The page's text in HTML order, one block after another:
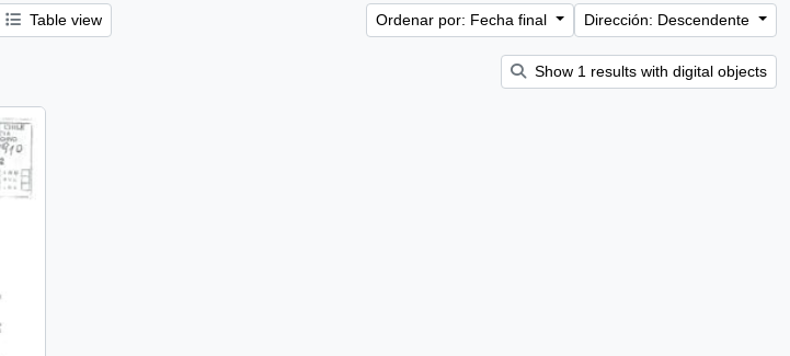
Table view Ordenar por: Fecha final Dirección: Descendente
Show 1 results with digital objects